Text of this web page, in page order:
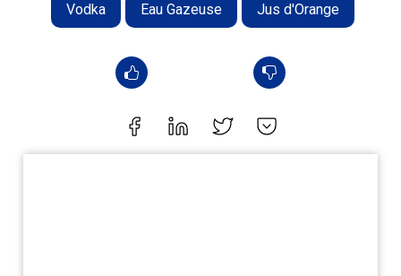
Vodka Eau Gazeuse Jus d'Orange